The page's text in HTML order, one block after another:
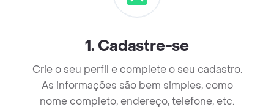
1. Cadastre-se
Crie o seu perfil e complete o seu cadastro.
As informações são bem simples, como
nome completo, endereço, telefone, etc.